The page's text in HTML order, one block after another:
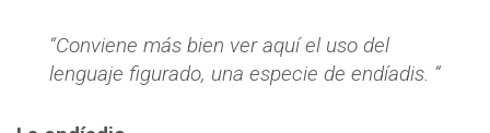
“Conviene más bien ver aquí el uso del
lenguaje figurado, una especie de endíadis. “